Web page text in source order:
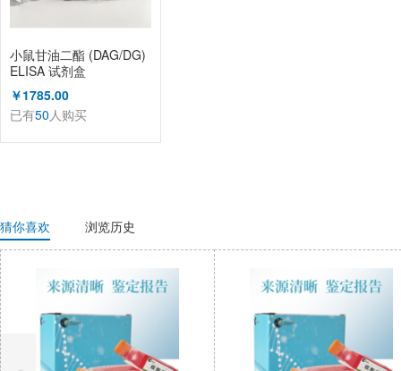
小鼠甘油二酯 (DAG/DG)
ELISA 试剂盒
￥1785.00
已有50人购买
猜你喜欢 浏览历史